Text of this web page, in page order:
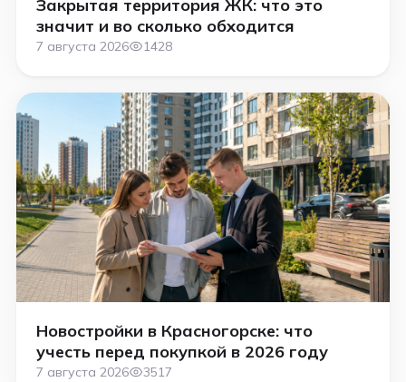
Закрытая территория ЖК: что это
значит и во сколько обходится
7 августа 2026 1428
Новостройки в Красногорске: что
учесть перед покупкой в 2026 году
7 августа 2026 3517